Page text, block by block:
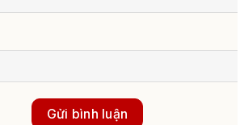
Gửi bình luận